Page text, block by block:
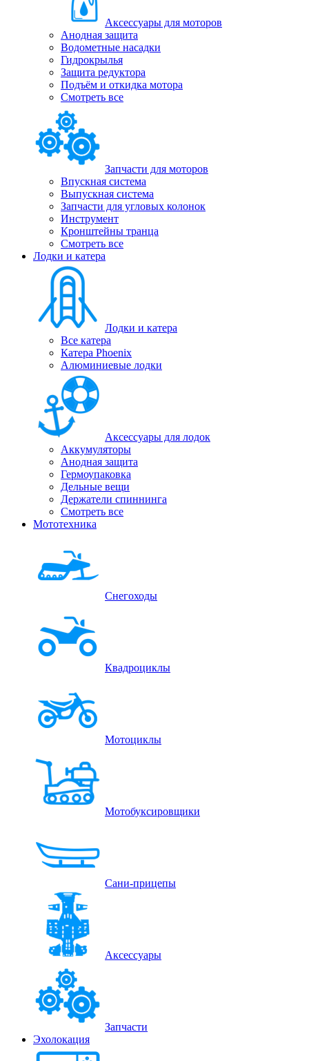
Аксессуары для моторов
Анодная защита
Водометные насадки
Гидрокрылья
Защита редуктора
Подъём и откидка мотора
Смотреть все
Запчасти для моторов
Впускная система
Выпускная система
Запчасти для угловых колонок
Инструмент
Кронштейны транца
Смотреть все
Лодки и катера
Лодки и катера
Все катера
Катера Phoenix
Алюминиевые лодки
Аксессуары для лодок
Аккумуляторы
Анодная защита
Гермоупаковка
Дельные вещи
Держатели спиннинга
Смотреть все
Мототехника
Снегоходы
Квадроциклы
Мотоциклы
Мотобуксировщики
Сани-прицепы
Аксессуары
Запчасти
Эхолокация